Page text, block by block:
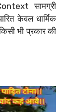
सामग्री
केवल धार्मिक
भी प्रकार की